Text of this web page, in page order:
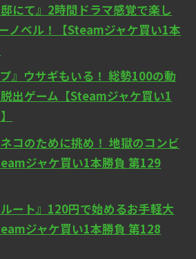
邸にて』2時間ドラマ感覚で楽し
ノベル！【Steamジャケ買い1本
プ』ウサギもいる！ 総勢100の動
出ゲーム【Steamジャケ買い1
ネコのために挑め！ 地獄のコンビ
ジャケ買い1本勝負 第129
ルート』120円で始めるお手軽大
ジャケ買い1本勝負 第128